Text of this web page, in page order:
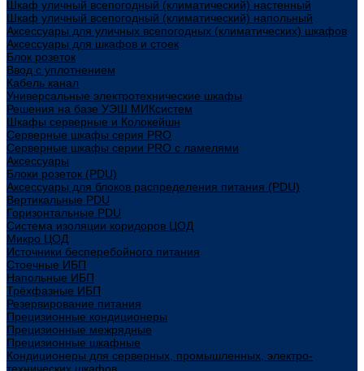
Шкаф уличный всепогодный (климатический) настенный
Шкаф уличный всепогодный (климатический) напольный
Аксессуары для уличных всепогодных (климатических) шкафов
Аксессуары для шкафов и стоек
Блок розеток
Ввод с уплотнением
Кабель канал
Универсальные электротехнические шкафы
Решения на базе УЭШ МИКсистем
Шкафы серверные и Колокейшн
Серверные шкафы серия PRO
Серверные шкафы серии PRO с ламелями
Аксессуары
Блоки розеток (PDU)
Аксессуары для блоков распределения питания (PDU)
Вертикальные PDU
Горизонтальные PDU
Система изоляции коридоров ЦОД
Микро ЦОД
Источники бесперебойного питания
Стоечные ИБП
Напольные ИБП
Трёхфазные ИБП
Резервирование питания
Прецизионные кондиционеры
Прецизионные межрядные
Прецизионные шкафные
Кондиционеры для серверных, промышленных, электро-